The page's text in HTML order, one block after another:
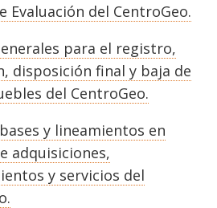
Evaluación del CentroGeo.
para el registro,
disposición final y baja de
del CentroGeo.
y lineamientos en
adquisiciones,
y servicios del